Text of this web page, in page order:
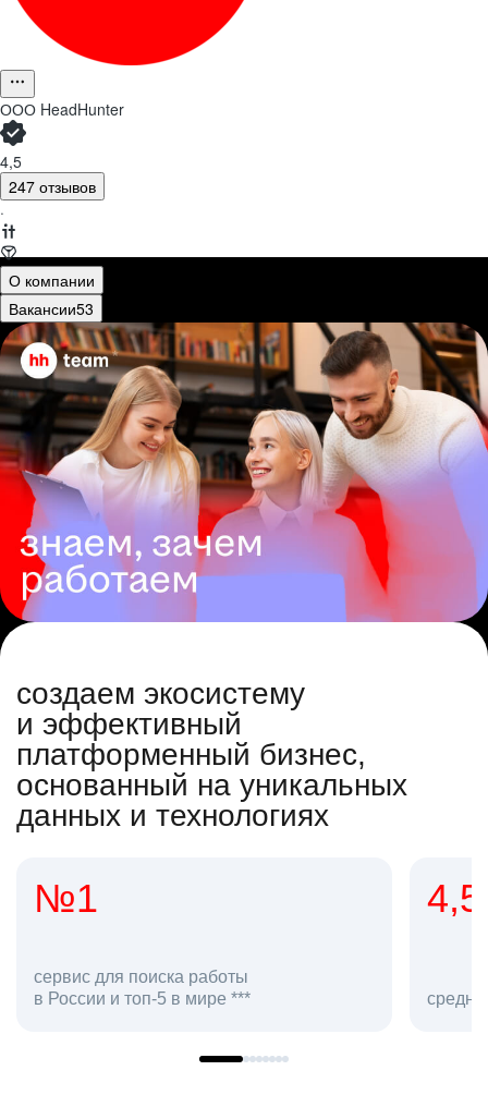
ООО HeadHunter
4,5
247 отзывов
·
О компании
Вакансии53
создаем экосистему
и эффективный
платформенный бизнес,
основанный на уникальных
данных и технологиях
4,5
средняя оценка hh.ru как работодателя **
в